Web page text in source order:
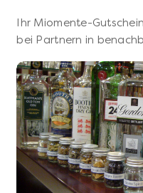
Ihr Miomente-
bei Partnern in